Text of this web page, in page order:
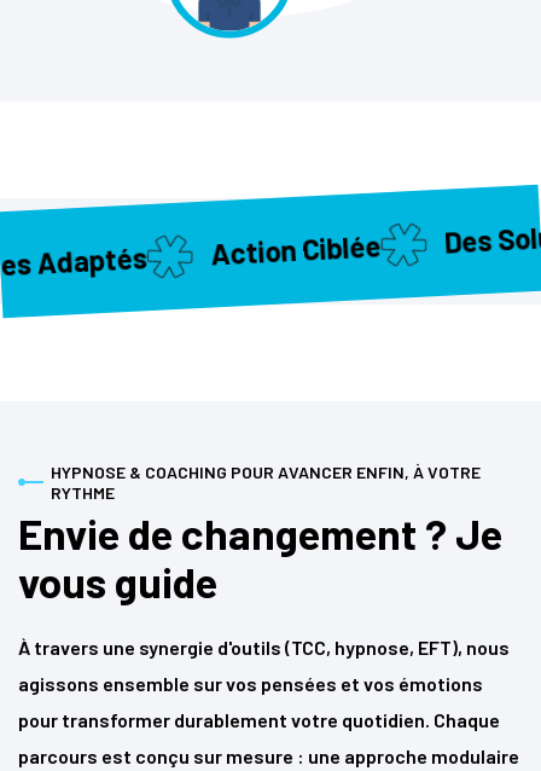
Action Ciblée Des
HYPNOSE & COACHING POUR AVANCER ENFIN, À VOTRE
RYTHME
Envie de changement ? Je
vous guide
À travers une synergie d'outils (TCC, hypnose, EFT), nous
agissons ensemble sur vos pensées et vos émotions
pour transformer durablement votre quotidien. Chaque
parcours est conçu sur mesure : une approche modulaire